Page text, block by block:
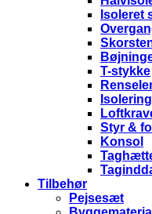
Isoleret
T-stykke
Styr &
Konsol
Tilbehør
Pejsesæt